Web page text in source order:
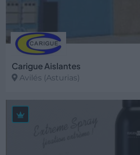
Carigue Aislantes
Avilés (Asturias)